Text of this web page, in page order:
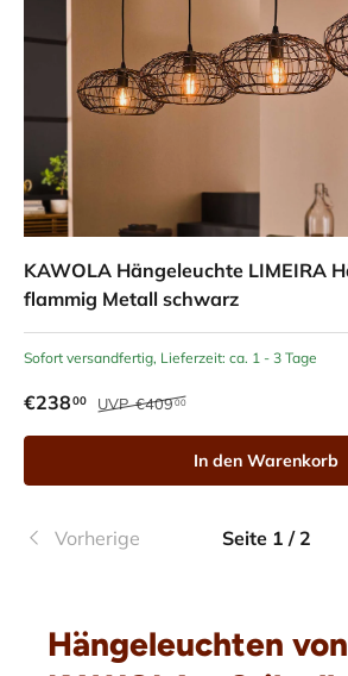
KAWOLA Hängeleuchte LIMEIRA
flammig Metall schwarz
Sofort versandfertig, Lieferzeit: ca. 1 - 3 Tage
€23800 UVP€40900
In den Warenkorb
Vorherige Seite 1 / 2
Hängeleuchten von